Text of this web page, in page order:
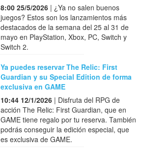
8:00 25/5/2026 | ¿Ya no salen buenos
juegos? Estos son los lanzamientos más
destacados de la semana del 25 al 31 de
mayo en PlayStation, Xbox, PC, Switch y
Switch 2.
Ya puedes reservar The Relic: First
Guardian y su Special Edition de forma
exclusiva en GAME
10:44 12/1/2026 | Disfruta del RPG de
acción The Relic: First Guardian, que en
GAME tiene regalo por tu reserva. También
podrás conseguir la edición especial, que
es exclusiva de GAME.